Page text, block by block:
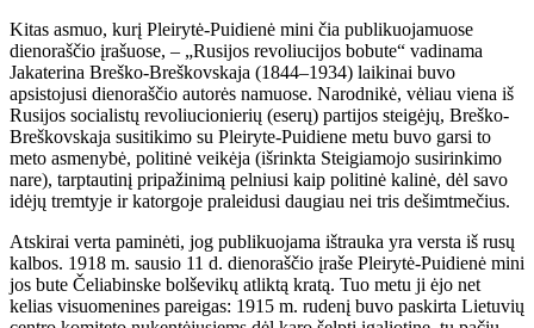
Kitas asmuo, kurį Pleirytė-Puidienė mini čia publikuojamuose
dienoraščio įrašuose, – „Rusijos revoliucijos bobute“ vadinama
Jakaterina Breško-Breškovskaja (1844–1934) laikinai buvo
apsistojusi dienoraščio autorės namuose. Narodnikė, vėliau viena iš
Rusijos socialistų revoliucionierių (eserų) partijos steigėjų, Breško-
Breškovskaja susitikimo su Pleiryte-Puidiene metu buvo garsi to
meto asmenybė, politinė veikėja (išrinkta Steigiamojo susirinkimo
nare), tarptautinį pripažinimą pelniusi kaip politinė kalinė, dėl savo
idėjų tremtyje ir katorgoje praleidusi daugiau nei tris dešimtmečius.
Atskirai verta paminėti, jog publikuojama ištrauka yra versta iš rusų
kalbos. 1918 m. sausio 11 d. dienoraščio įraše Pleirytė-Puidienė mini
jos bute Čeliabinske bolševikų atliktą kratą. Tuo metu ji ėjo net
kelias visuomenines pareigas: 1915 m. rudenį buvo paskirta Lietuvių